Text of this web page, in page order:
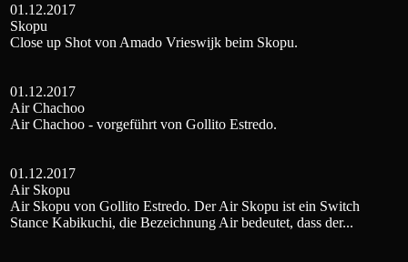
01.12.2017
Skopu
Close up Shot von Amado Vrieswijk beim Skopu.
01.12.2017
Air Chachoo
Air Chachoo - vorgeführt von Gollito Estredo.
01.12.2017
Air Skopu
Air Skopu von Gollito Estredo. Der Air Skopu ist ein Switch
Stance Kabikuchi, die Bezeichnung Air bedeutet, dass der...